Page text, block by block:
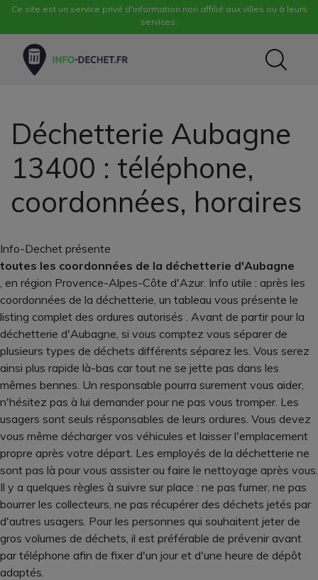
Ce site est un service privé d'information non affilié aux villes ou à leurs
services.
Déchetterie Aubagne
13400 : téléphone,
coordonnées, horaires
Info-Dechet présente
toutes les coordonnées de la déchetterie d'Aubagne
, en région Provence-Alpes-Côte d'Azur. Info utile : après les
coordonnées de la déchetterie, un tableau vous présente le
listing complet des ordures autorisés . Avant de partir pour la
déchetterie d'Aubagne, si vous comptez vous séparer de
plusieurs types de déchets différents séparez les. Vous serez
ainsi plus rapide là-bas car tout ne se jette pas dans les
mêmes bennes. Un responsable pourra surement vous aider,
n'hésitez pas à lui demander pour ne pas vous tromper. Les
usagers sont seuls résponsables de leurs ordures. Vous devez
vous même décharger vos véhicules et laisser l'emplacement
propre après votre départ. Les employés de la déchetterie ne
sont pas là pour vous assister ou faire le nettoyage après vous.
Il y a quelques règles à suivre sur place : ne pas fumer, ne pas
bourrer les collecteurs, ne pas récupérer des déchets jetés par
d'autres usagers. Pour les personnes qui souhaitent jeter de
gros volumes de déchets, il est préférable de prévenir avant
par téléphone afin de fixer d'un jour et d'une heure de dépôt
adaptés.